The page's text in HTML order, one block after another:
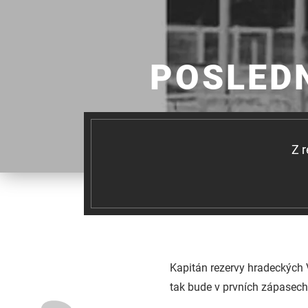
Z
Kapitán rezervy
tak bude v prvních